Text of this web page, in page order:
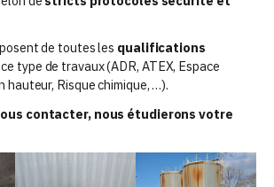
de toutes les qualifications
type de travaux (ADR, ATEX, Espace
hauteur, Risque chimique, …).
contacter, nous étudierons votre